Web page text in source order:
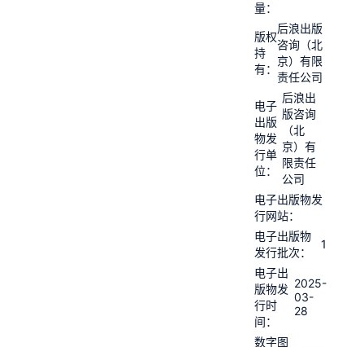
量：
版权
持
有：
后浪出版
咨询（北
京）有限
责任公司
电子
出版
物发
行单
位：
后浪出
版咨询
（北
京）有
限责任
公司
电子出版物发
行网站：
电子出版物
发行批次：
1
电子出
版物发
行时
间：
2025-
03-
28
数字图